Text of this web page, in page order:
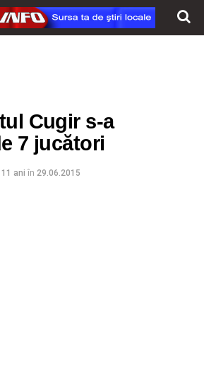
Cugir s-a
7 jucători
ani în 29.06.2015